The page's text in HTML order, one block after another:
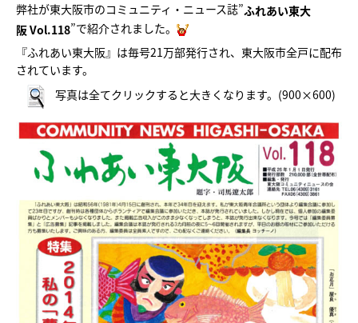
弊社が東大阪市のコミュニティ・ニュース誌”ふれあい東大
阪 Vol.118”で紹介されました。
『ふれあい東大阪』は毎号21万部発行され、東大阪市全戸に配布
されています。
写真は全てクリックすると大きくなります。(900×600)